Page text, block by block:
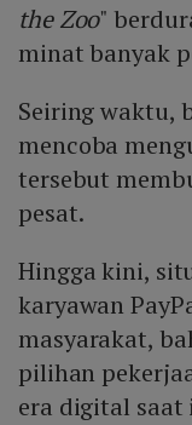
the Zoo"
minat banyak
Seiring waktu,
mencoba
tersebut
pesat.
Hingga kini,
karyawan
masyarakat,
pilihan
era digital saat